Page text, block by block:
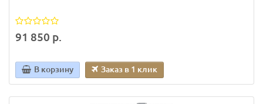
91 850 р.
В корзину Заказ в 1 клик